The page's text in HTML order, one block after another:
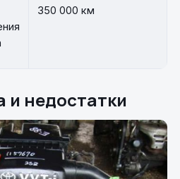
350 000 км
и недостатки